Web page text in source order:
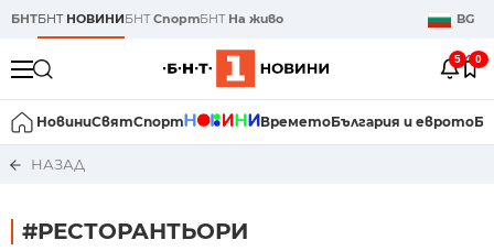
БНТБНТ НОВИНИБНТСпортБНТ На живо BG
5 0
НовиниСвятСпорт ВреметоБългария и еврото
НАЗАД
#РЕСТОРАНТЬОРИ